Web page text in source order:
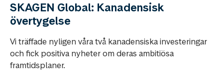
SKAGEN Global: Kanadensisk
övertygelse
Vi träffade nyligen våra två kanadensiska investeringar
och fick positiva nyheter om deras ambitiösa
framtidsplaner.